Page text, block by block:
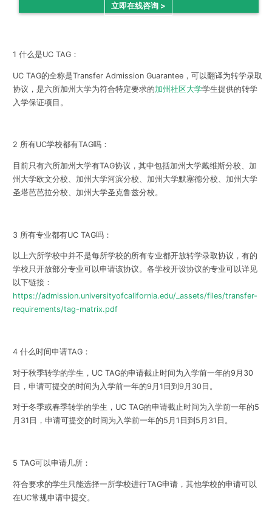
立即在线咨询 >
1 什么是UC TAG：
UC TAG的全称是Transfer Admission Guarantee，可以翻译为转学录取
协议，是六所加州大学为符合特定要求的加州社区大学学生提供的转学
入学保证项目。
2 所有UC学校都有TAG吗：
目前只有六所加州大学有TAG协议，其中包括加州大学戴维斯分校、加
州大学欧文分校、加州大学河滨分校、加州大学默塞德分校、加州大学
圣塔芭芭拉分校、加州大学圣克鲁兹分校。
3 所有专业都有UC TAG吗：
以上六所学校中并不是每所学校的所有专业都开放转学录取协议，有的
学校只开放部分专业可以申请该协议。各学校开设协议的专业可以详见
以下链接：
https://admission.universityofcalifornia.edu/_assets/files/transfer-
requirements/tag-matrix.pdf
4 什么时间申请TAG：
对于秋季转学的学生，UC TAG的申请截止时间为入学前一年的9月30
日，申请可提交的时间为入学前一年的9月1日到9月30日。
对于冬季或春季转学的学生，UC TAG的申请截止时间为入学前一年的5
月31日，申请可提交的时间为入学前一年的5月1日到5月31日。
5 TAG可以申请几所：
符合要求的学生只能选择一所学校进行TAG申请，其他学校的申请可以
在UC常规申请中提交。